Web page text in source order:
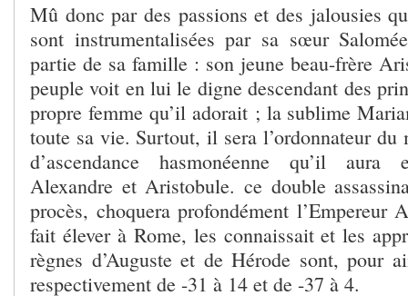
Mû donc par des passions et des jalousies
sont instrumentalisées par sa sœur
partie de sa famille : son jeune beau-frère
peuple voit en lui le digne descendant des
propre femme qu’il adorait ; la sublime
toute sa vie. Surtout, il sera l’ordonnateur du
d’ascendance hasmonéenne qu’il
Alexandre et Aristobule. ce double
procès, choquera profondément l’Empereur
fait élever à Rome, les connaissait et les
règnes d’Auguste et de Hérode sont, pour
respectivement de -31 à 14 et de -37 à 4.